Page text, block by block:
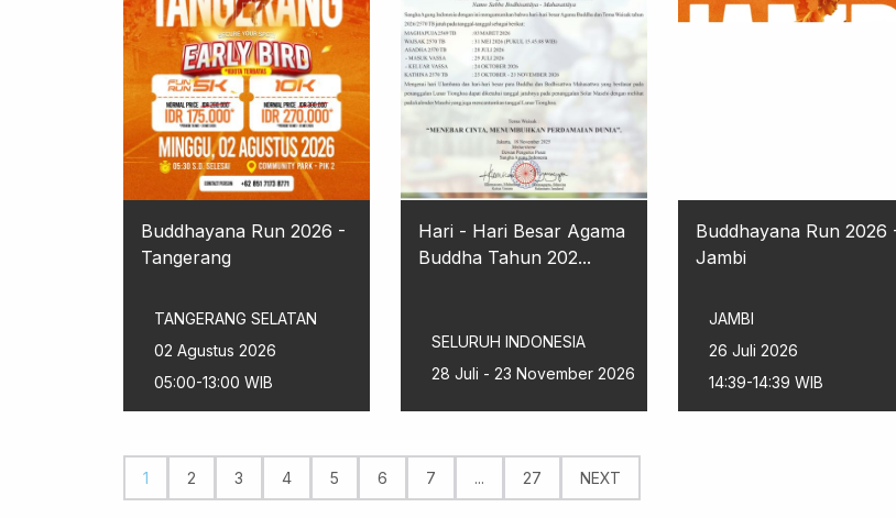
Buddhayana Run 2026 -
Tangerang
TANGERANG SELATAN
02 Agustus 2026
05:00-13:00 WIB
Hari - Hari Besar Agama
Buddha Tahun 202...
SELURUH INDONESIA
28 Juli - 23 November 2026
Buddhayana Run 2026
Jambi
JAMBI
26 Juli 2026
14:39-14:39 WIB
1 2 3 4 5 6 7 ... 27 NEXT